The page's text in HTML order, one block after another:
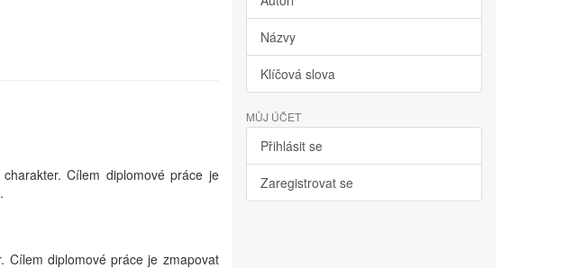
Cílem diplomové práce je
Cílem diplomové práce je zmapovat
Názvy
Klíčová slova
MŮJ ÚČET
Přihlásit se
Zaregistrovat se